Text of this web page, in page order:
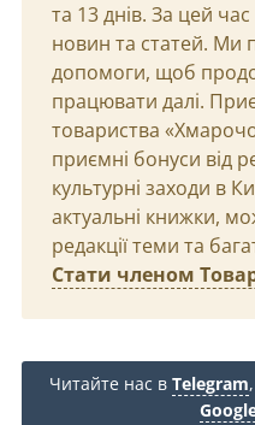
та 13 днів. За цей
новин та статей. Ми
допомоги, щоб
працювати далі.
товариства
приємні бонуси від
культурні заходи в
актуальні книжки,
редакції теми та
Стати членом
Читайте нас в Telegram,